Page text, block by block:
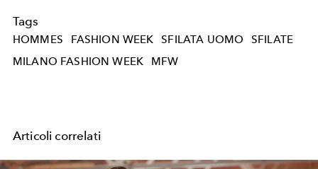
Tags
HOMMES FASHION WEEK SFILATA UOMO
SFILATE
MILANO FASHION WEEK
MFW
Articoli correlati